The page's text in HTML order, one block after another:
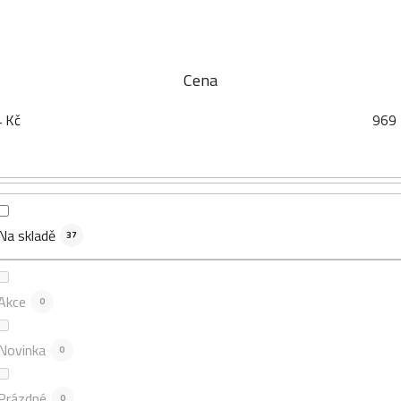
Cena
Kč 969
skladě 37
0
0
0